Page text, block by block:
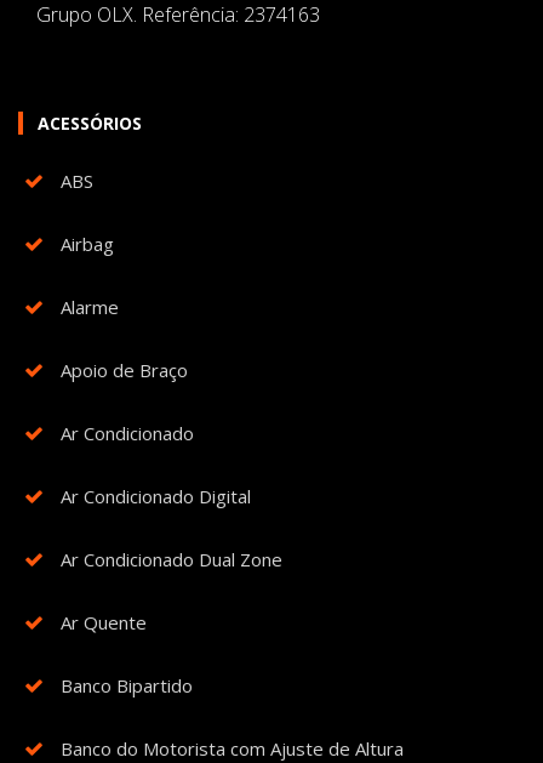
Grupo OLX. Referência: 2374163
ACESSÓRIOS
ABS
Airbag
Alarme
Apoio de Braço
Ar Condicionado
Ar Condicionado Digital
Ar Condicionado Dual Zone
Ar Quente
Banco Bipartido
Banco do Motorista com Ajuste de Altura